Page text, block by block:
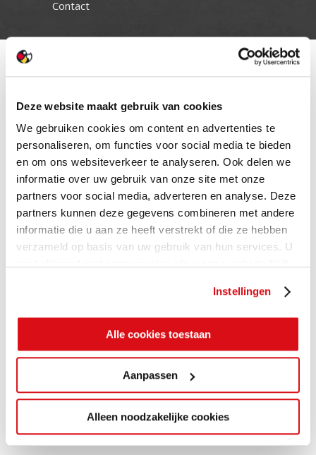
Deze website maakt gebruik van cookies
We gebruiken cookies om content en advertenties te
personaliseren, om functies voor social media te bieden
en om ons websiteverkeer te analyseren. Ook delen we
informatie over uw gebruik van onze site met onze
partners voor social media, adverteren en analyse. Deze
partners kunnen deze gegevens combineren met andere
informatie die u aan ze heeft verstrekt of die ze hebben
verzameld op basis van uw gebruik van hun services. U
Instellingen
Alle cookies toestaan
Aanpassen
Alleen noodzakelijke cookies
Contact